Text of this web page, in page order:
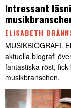
Intressant
ELISABETH
MUSIKBIOGRAFI.
aktuella biografi
fantastiska röst,
musikbranschen.